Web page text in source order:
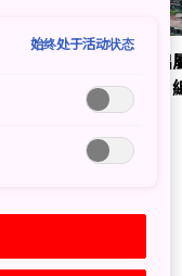
自己】《秋
旅（前篇）
【玩
刀魚》
始终处于活动状态